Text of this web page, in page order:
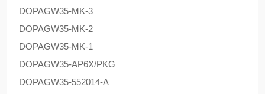
DOPAGW35-MK-3
DOPAGW35-MK-2
DOPAGW35-MK-1
DOPAGW35-AP6X/PKG
DOPAGW35-552014-A